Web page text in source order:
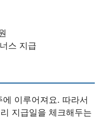
스 지급
이루어져요. 따라서
지급일을 체크해두는